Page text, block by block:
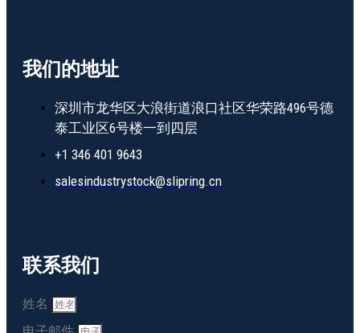
我们的地址
深圳市龙华区大浪街道浪口社区华荣路496号德
泰工业区6号楼一到四层
+1 346 401 9643
salesindustrystock@slipring.cn
联系我们
姓名